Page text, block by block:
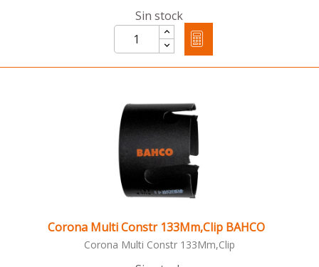
Sin stock
Corona Multi Constr 133Mm,Clip BAHCO
Corona Multi Constr 133Mm,Clip